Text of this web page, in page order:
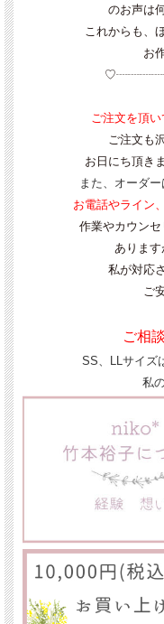
のお声は
これからも、
お
ご注文を頂
ご注文も
お日にち頂き
また、 オーダー
お電話やライン
作業やカウン
あります
私が対応
ご
ご相
SS、LLサイズ
私